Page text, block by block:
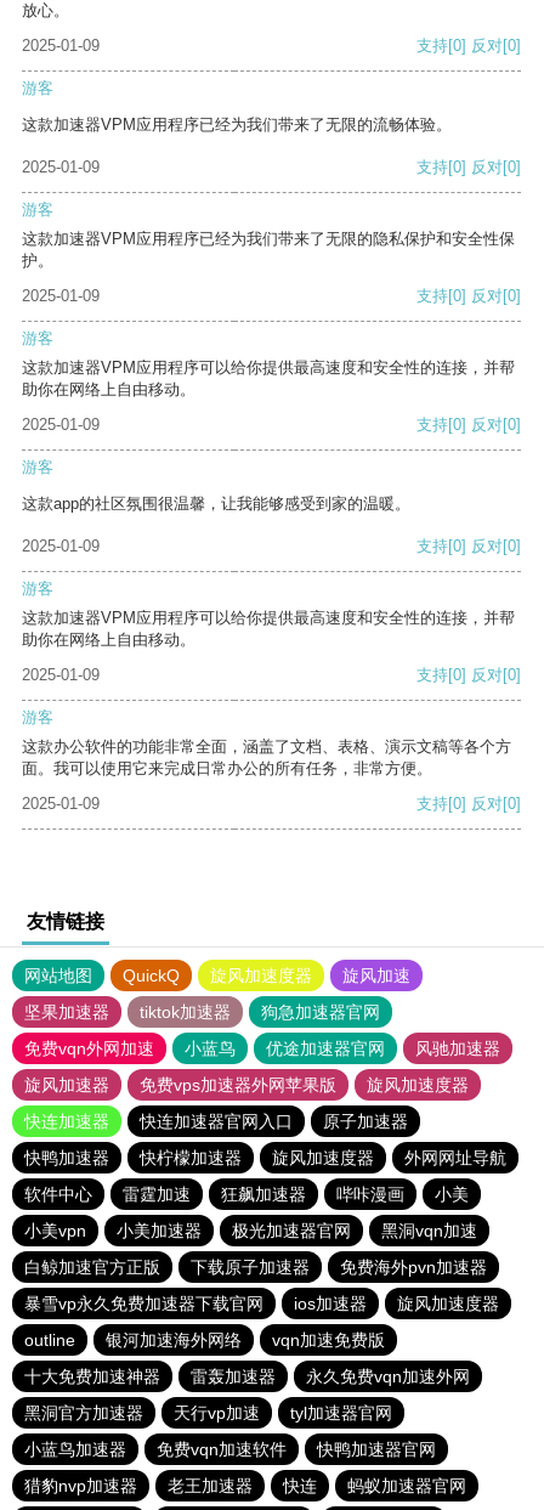
放心。
2025-01-09
支持[0] 反对[0]
游客
这款加速器VPM应用程序已经为我们带来了无限的流畅体验。
2025-01-09 支持[0] 反对[0]
游客
这款加速器VPM应用程序已经为我们带来了无限的隐私保护和安全性保
护。
2025-01-09
支持[0] 反对[0]
游客
这款加速器VPM应用程序可以给你提供最高速度和安全性的连接，并帮
助你在网络上自由移动。
2025-01-09
支持[0] 反对[0]
游客
这款app的社区氛围很温馨，让我能够感受到家的温暖。
2025-01-09 支持[0] 反对[0]
游客
这款加速器VPM应用程序可以给你提供最高速度和安全性的连接，并帮
助你在网络上自由移动。
2025-01-09
支持[0] 反对[0]
游客
这款办公软件的功能非常全面，涵盖了文档、表格、演示文稿等各个方
面。我可以使用它来完成日常办公的所有任务，非常方便。
2025-01-09
支持[0] 反对[0]
友情链接
网站地图 QuickQ 旋风加速度器
旋风加速
坚果加速器
tiktok加速器
狗急加速器官网
免费vqn外网加速
小蓝鸟 优途加速器官网
风驰加速器
旋风加速器
免费vps加速器外网苹果版
旋风加速度器
快连加速器
快连加速器官网入口
原子加速器
快鸭加速器
快柠檬加速器 旋风加速度器
外网网址导航
软件中心
雷霆加速 狂飙加速器 哔咔漫画
小美
小美vpn
小美加速器 极光加速器官网
黑洞vqn加速
白鲸加速官方正版
下载原子加速器
免费海外pvn加速器
暴雪vp永久免费加速器下载官网
ios加速器
旋风加速度器
outline
银河加速海外网络
vqn加速免费版
十大免费加速神器
雷轰加速器
永久免费vqn加速外网
黑洞官方加速器
天行vp加速
tyl加速器官网
小蓝鸟加速器
免费vqn加速软件
快鸭加速器官网
猎豹nvp加速器
老王加速器 快连 蚂蚁加速器官网